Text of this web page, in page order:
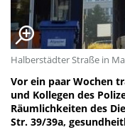
Halberstädter Straße in
Vor ein paar Wochen
und Kollegen des
Räumlichkeiten des
Str. 39/39a,